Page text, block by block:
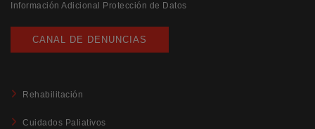
Información Adicional Protección de Datos
CANAL DE DENUNCIAS
Rehabilitación
Cuidados Paliativos